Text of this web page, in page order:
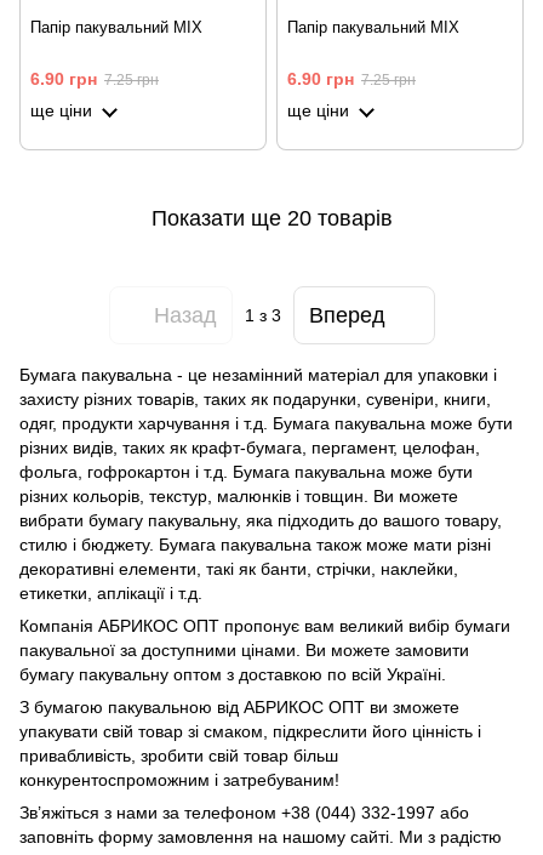
Папір пакувальний MIX
6.90 грн 7.25 грн
ще ціни
Папір пакувальний MIX
6.90 грн 7.25 грн
ще ціни
Показати ще 20 товарів
Назад 1з 3 Вперед
Бумага пакувальна - це незамінний матеріал для упаковки і
захисту різних товарів, таких як подарунки, сувеніри, книги,
одяг, продукти харчування і т.д. Бумага пакувальна може бути
різних видів, таких як крафт-бумага, пергамент, целофан,
фольга, гофрокартон і т.д. Бумага пакувальна може бути
різних кольорів, текстур, малюнків і товщин. Ви можете
вибрати бумагу пакувальну, яка підходить до вашого товару,
стилю і бюджету. Бумага пакувальна також може мати різні
декоративні елементи, такі як банти, стрічки, наклейки,
етикетки, аплікації і т.д.
Компанія АБРИКОС ОПТ пропонує вам великий вибір бумаги
пакувальної за доступними цінами. Ви можете замовити
бумагу пакувальну оптом з доставкою по всій Україні.
З бумагою пакувальною від АБРИКОС ОПТ ви зможете
упакувати свій товар зі смаком, підкреслити його цінність і
привабливість, зробити свій товар більш
конкурентоспроможним і затребуваним!
Зв’яжіться з нами за телефоном +38 (044) 332-1997 або
заповніть форму замовлення на нашому сайті. Ми з радістю